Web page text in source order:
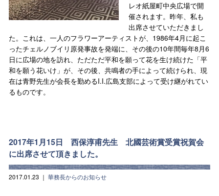
レオ紙屋町中央広場で開
催されます。昨年、私も
出席させていただきまし
た。これは、一人のフラワーアーティストが、1986年4月に起こ
ったチェルノブイリ原発事故を発端に、その後の10年間毎年8月6
日に広場の地を訪れ、ただただ平和を願って花を生け続けた「平
和を願う花いけ」が、その後、共鳴者の手によって続けられ、現
在は青野先生が会長を勤めるI.I.広島支部によって受け継がれてい
るものです。
2017年1月15日 西保淳甫先生 北國芸術賞受賞祝賀会
に出席させて頂きました。
2017.01.23 ｜ 華務長からのお知らせ